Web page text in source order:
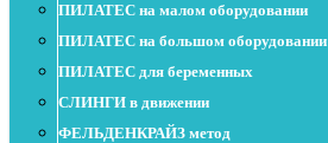
ПИЛАТЕС на малом оборудовании
ПИЛАТЕС на большом оборудовании
ПИЛАТЕС для беременных
СЛИНГИ в движении
ФЕЛЬДЕНКРАЙЗ метод